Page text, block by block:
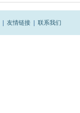
友情链接 联系我们